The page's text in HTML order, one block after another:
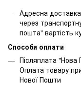
Адресна
через
пошта" вартість
Способи оплати
Післяплата "Нова
Оплата товару
Нової Пошти